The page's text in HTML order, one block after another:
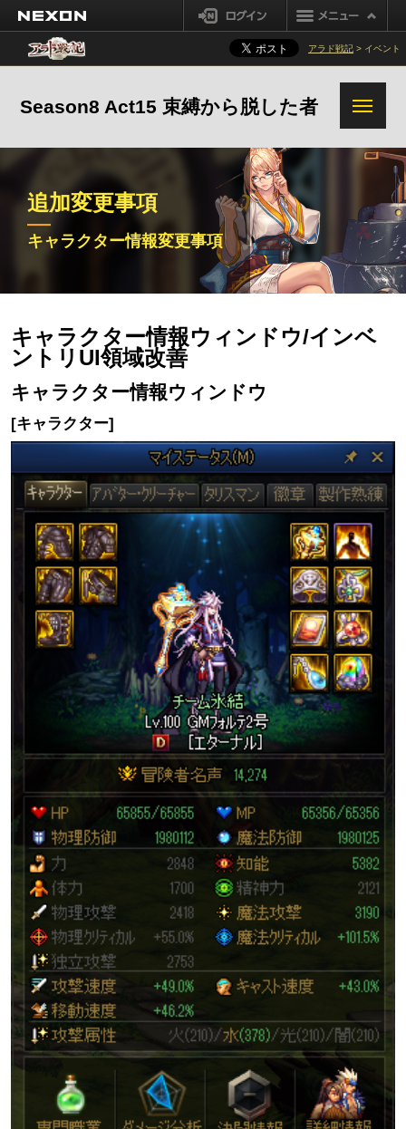
ログイン
アラド戦記 > イベント
Season8 Act15 束縛から脱した者
項
エテルナシナジー変更事
項
カードアップグレードUI
改善
スキル自動セット機能追
加
追加変更事項
追加変更事項
キャラクター情報変更事項
キャラクター情報ウィンドウ/インベ
ントリUI領域改善
キャラクター情報ウィンドウ
[キャラクター]